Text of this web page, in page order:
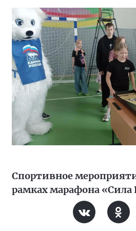
Спортивное
рамках марафона «Сила